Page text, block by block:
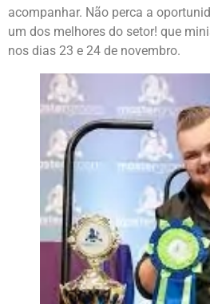
acompanhar. Não perca a
um dos melhores do setor! que
nos dias 23 e 24 de novembro.